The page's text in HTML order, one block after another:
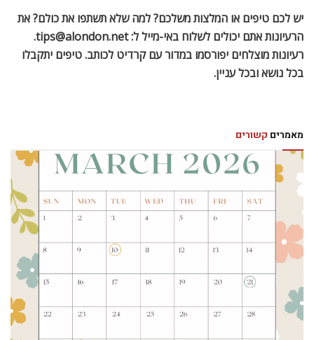
יש לכם טיפים או המלצות משלכם? למה שלא תשתפו את כולם? את
הרעיונות אתם יכולים לשלוח באי-מייל ל: tips@alondon.net.
רעיונות מוצלחים יפורסמו במדור עם קרדיט לכותב. טיפים יתקבלו
בכל נושא ובכל עניין.
מאמרים קשורים